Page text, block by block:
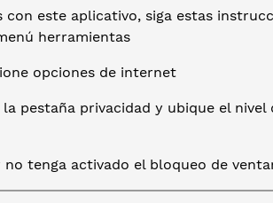
con este aplicativo, siga estas
herramientas
opciones de internet
pestaña privacidad y ubique el nivel
tenga activado el bloqueo de